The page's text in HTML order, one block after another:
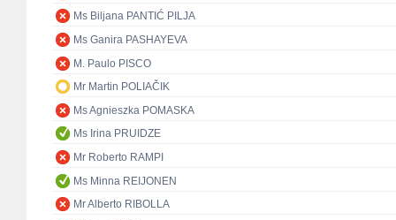
Ms Biljana PANTIĆ PILJA
Ms Ganira PASHAYEVA
M. Paulo PISCO
Mr Martin POLIAČIK
Ms Agnieszka POMASKA
Ms Irina PRUIDZE
Mr Roberto RAMPI
Ms Minna REIJONEN
Mr Alberto RIBOLLA